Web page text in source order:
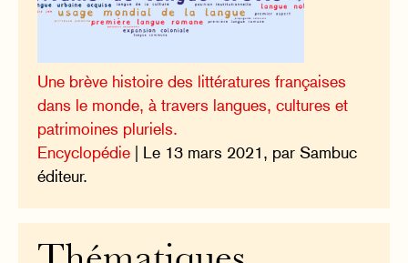
Une brève histoire des littératures françaises
dans le monde, à travers langues, cultures et
patrimoines pluriels.
Encyclopédie | Le 13 mars 2021, par Sambuc
éditeur.